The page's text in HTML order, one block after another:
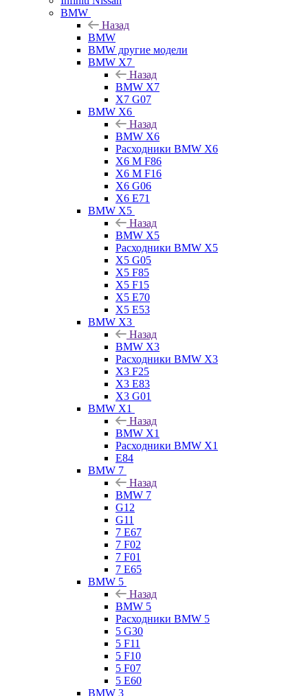
BMW
Назад
BMW
BMW другие модели
BMW X7
Назад
BMW X7
X7 G07
BMW X6
Назад
BMW X6
Расходники BMW X6
X6 M F86
X6 M F16
X6 G06
X6 E71
BMW X5
Назад
BMW X5
Расходники BMW X5
X5 G05
X5 F85
X5 F15
X5 E70
X5 E53
BMW X3
Назад
BMW X3
Расходники BMW X3
X3 F25
X3 E83
X3 G01
BMW X1
Назад
BMW X1
Расходники BMW X1
E84
BMW 7
Назад
BMW 7
G12
G11
7 Е67
7 F02
7 F01
7 E65
BMW 5
Назад
BMW 5
Расходники BMW 5
5 G30
5 F11
5 F10
5 F07
5 E60
BMW 3